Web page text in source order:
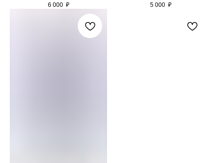
6 000 ₽ 5 000 ₽